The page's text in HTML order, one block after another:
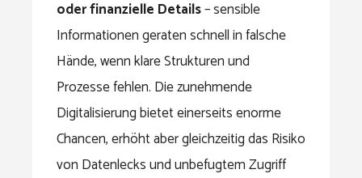
oder finanzielle Details– sensible
Informationen geraten schnell in falsche
Hände, wenn klare Strukturen und
Prozesse fehlen. Die zunehmende
Digitalisierung bietet einerseits enorme
Chancen, erhöht aber gleichzeitig das Risiko
von Datenlecks und unbefugtem Zugriff